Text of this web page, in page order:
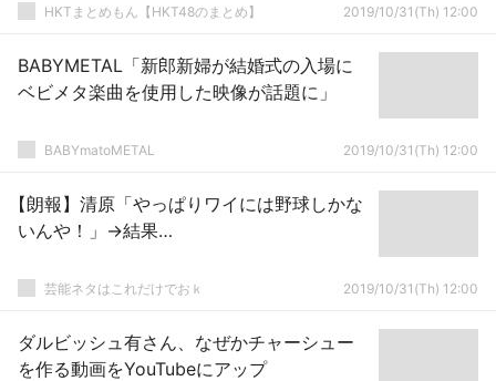
HKTまとめもん【HKT48のまとめ】 2019/10/31(Th) 12:00
BABYMETAL「新郎新婦が結婚式の入場に
ベビメタ楽曲を使用した映像が話題に」
BABYmatoMETAL 2019/10/31(Th) 12:00
【朗報】清原「やっぱりワイには野球しかな
いんや！」→結果…
芸能ネタはこれだけでおｋ 2019/10/31(Th) 12:00
ダルビッシュ有さん、なぜかチャーシュー
を作る動画をYouTubeにアップ